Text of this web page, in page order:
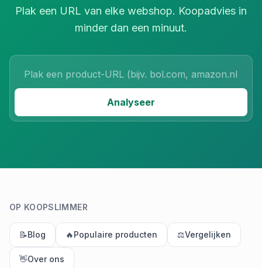
Plak een URL van elke webshop. Koopadvies in
minder dan een minuut.
Analyseer
OP KOOPSLIMMER
📝Blog 🔥Populaire producten ⚖️Vergelijken
👋Over ons